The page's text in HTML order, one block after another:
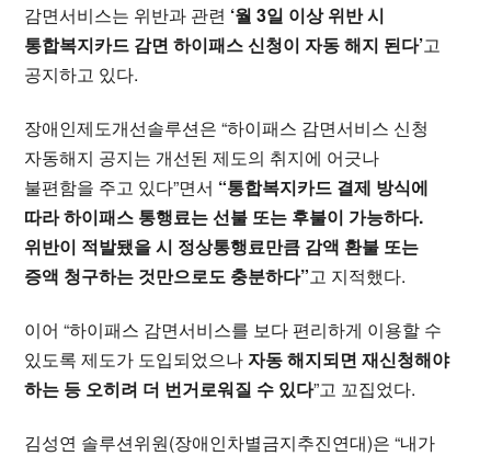
감면서비스는 위반과 관련 ‘월 3일 이상 위반 시
통합복지카드 감면 하이패스 신청이 자동 해지 된다’고
공지하고 있다.
장애인제도개선솔루션은 “하이패스 감면서비스 신청
자동해지 공지는 개선된 제도의 취지에 어긋나
불편함을 주고 있다”면서 “통합복지카드 결제 방식에
따라 하이패스 통행료는 선불 또는 후불이 가능하다.
위반이 적발됐을 시 정상통행료만큼 감액 환불 또는
증액 청구하는 것만으로도 충분하다”고 지적했다.
이어 “하이패스 감면서비스를 보다 편리하게 이용할 수
있도록 제도가 도입되었으나자동 해지되면 재신청해야
하는 등 오히려 더 번거로워질 수 있다”고 꼬집었다.
김성연 솔루션위원(장애인차별금지추진연대)은 “내가